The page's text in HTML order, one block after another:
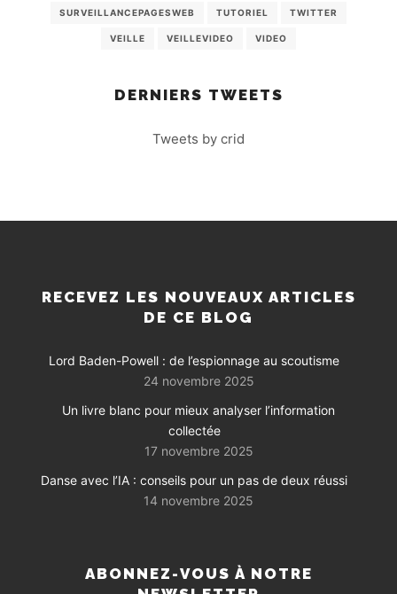
SURVEILLANCEPAGESWEB TUTORIEL TWITTER
VEILLE VEILLEVIDEO VIDEO
DERNIERS TWEETS
Tweets by crid
RECEVEZ LES NOUVEAUX ARTICLES
DE CE BLOG
Lord Baden-Powell : de l’espionnage au scoutisme
24 novembre 2025
Un livre blanc pour mieux analyser l’information
collectée
17 novembre 2025
Danse avec l’IA : conseils pour un pas de deux réussi
14 novembre 2025
ABONNEZ-VOUS À NOTRE